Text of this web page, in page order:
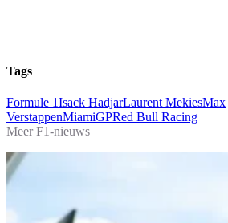
Tags
Formule 1Isack HadjarLaurent MekiesMax
VerstappenMiamiGPRed Bull Racing
Meer F1-nieuws